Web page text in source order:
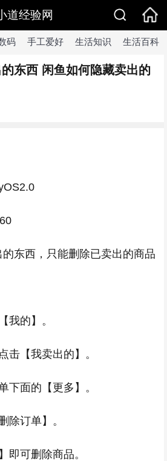
道经验网
码 手工爱好 生活知识 生活百科
东西 闲鱼如何隐藏卖出的
东西，只能删除已卖出的商品
我的】。
击【我卖出的】。
下面的【更多】。
除订单】。
即可删除商品。